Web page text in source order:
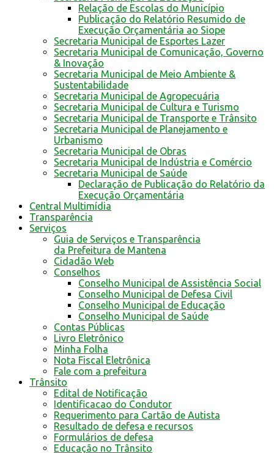
Relação de Escolas do Município
Publicação do Relatório Resumido de
Execução Orçamentária ao Siope
Secretaria Municipal de Esportes Lazer
Secretaria Municipal de Comunicação, Governo
& Inovação
Secretaria Municipal de Meio Ambiente &
Sustentabilidade
Secretaria Municipal de Agropecuária
Secretaria Municipal de Cultura e Turismo
Secretaria Municipal de Transporte e Trânsito
Secretaria Municipal de Planejamento e
Urbanismo
Secretaria Municipal de Obras
Secretaria Municipal de Indústria e Comércio
Secretaria Municipal de Saúde
Declaração de Publicação do Relatório da
Execução Orçamentária
Central Multimídia
Transparência
Serviços
Guia de Serviços e Transparência
da Prefeitura de Mantena
Cidadão Web
Conselhos
Conselho Municipal de Assistência Social
Conselho Municipal de Defesa Civil
Conselho Municipal de Educação
Conselho Municipal de Saúde
Contas Públicas
Livro Eletrônico
Minha Folha
Nota Fiscal Eletrônica
Fale com a prefeitura
Trânsito
Edital de Notificação
Identificacao do Condutor
Requerimento para Cartão de Autista
Resultado de defesa e recursos
Formulários de defesa
Educação no Trânsito